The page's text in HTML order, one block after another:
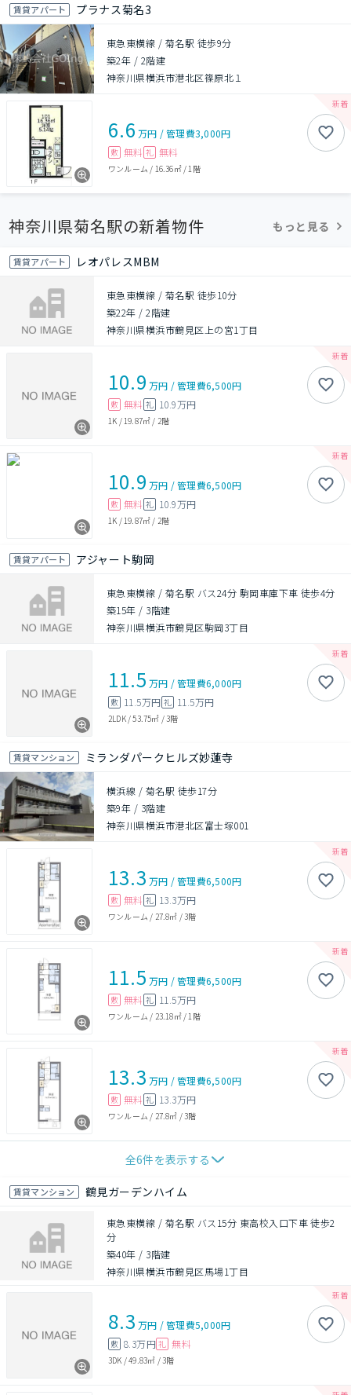
賃貸アパート プラナス菊名3
東急東横線 / 菊名駅 徒歩9分
築2年 / 2階建
神奈川県横浜市港北区篠原北１
6.6 万円 /管理費3,000円
敷 無料 礼 無料
ワンルーム / 16.36㎡/ 1階
神奈川県菊名駅の新着物件 もっと見る
賃貸アパート レオパレスMBM
東急東横線 / 菊名駅 徒歩10分
築22年 /2階建
神奈川県横浜市鶴見区上の宮1丁目
10.9 万円 /管理費6,500円
敷 無料 礼 10.9万円
1K / 19.87㎡ / 2階
10.9 万円 /管理費6,500円
敷 無料 礼 10.9万円
1K / 19.87㎡ / 2階
賃貸アパート アジャート駒岡
東急東横線 / 菊名駅 バス24分 駒岡車庫下車 徒歩4分
築15年 / 3階建
神奈川県横浜市鶴見区駒岡3丁目
11.5 万円 /管理費6,000円
敷 11.5万円 礼 11.5万円
2LDK/53.75㎡ /3階
賃貸マンション ミランダパークヒルズ妙蓮寺
横浜線 / 菊名駅 徒歩17分
築9年 / 3階建
神奈川県横浜市港北区富士塚001
13.3 万円 /管理費6,500円
敷 無料 礼 13.3万円
ワンルーム / 27.8㎡ /3階
11.5 万円 /管理費6,500円
敷 無料 礼 11.5万円
ワンルーム / 23.18㎡/ 1階
13.3 万円 /管理費6,500円
敷 無料 礼 13.3万円
ワンルーム / 27.8㎡ /3階
全6件を表示する
賃貸マンション 鶴見ガーデンハイム
東急東横線 / 菊名駅 バス15分 東高校入口下車 徒歩2
分
築40年 / 3階建
神奈川県横浜市鶴見区馬場1丁目
8.3 万円 /管理費5,000円
敷 8.3万円 礼 無料
3DK /49.83㎡ /3階